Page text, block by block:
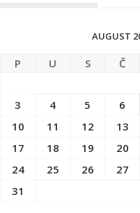
AUGUST
P U S Č
3
4 5 6
10
11 12 13
17
18 19 20
24
25 26 27
31